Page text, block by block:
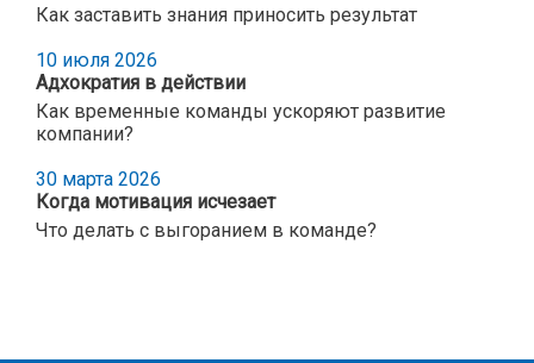
Как заставить знания приносить результат
10 июля 2026
Адхократия в действии
Как временные команды ускоряют развитие
компании?
30 марта 2026
Когда мотивация исчезает
Что делать с выгоранием в команде?